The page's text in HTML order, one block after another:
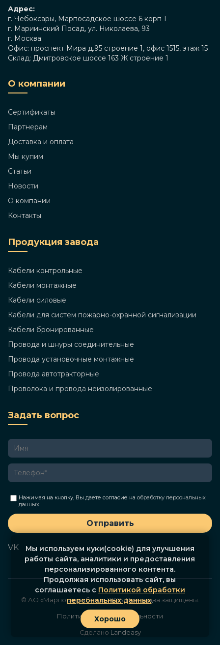
Адрес:
г. Чебоксары, Марпосадское шоссе 6 корп 1
г. Мариинский Посад, ул. Николаева, 93
г. Москва:
Офис: проспект Мира д.95 строение 1, офис 1515, этаж 15
Склад: Дмитровское шоссе 163 Ж строение 1
О компании
Сертификаты
Партнерам
Доставка и оплата
Мы купим
Статьи
Новости
О компании
Контакты
Продукция завода
Кабели контрольные
Кабели монтажные
Кабели силовые
Кабели для систем пожарно-охранной сигнализации
Кабели бронированные
Провода и шнуры соединительные
Провода установочные монтажные
Провода автотракторные
Проволока и провода неизолированные
Задать вопрос
Нажимая на кнопку, Вы даете согласие на обработку персональных
данных
Отправить
VK
© АО «Марпосадкабель», 2026. Все права защищены.
Политика конфиденциальности
Сделано Landeasy
Мы используем куки(cookie) для улучшения
работы сайта, аналитики и предоставления
персонализированного контента.
Продолжая использовать сайт, вы
соглашаетесь с Политикой обработки
персональных данных.
Хорошо